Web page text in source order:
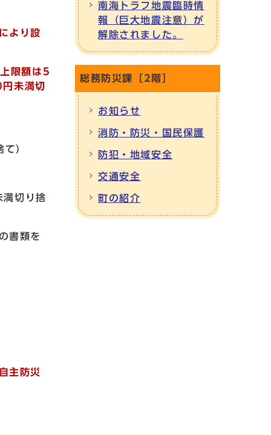
より設
限額は5
未満切
）
切り捨
書類を
自主防災
南海トラフ地震臨時情
報（巨大地震注意）が
解除されました。
総務防災課［2階］
お知らせ
消防・防災・国民保護
防犯・地域安全
交通安全
町の紹介